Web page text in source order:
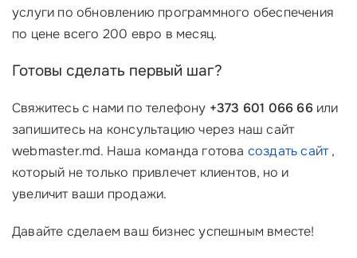
услуги по обновлению программного обеспечения
по цене всего 200 евро в месяц.
Готовы сделать первый шаг?
Свяжитесь с нами по телефону +373 601 066 66или
запишитесь на консультацию через наш сайт
webmaster.md. Наша команда готова создать сайт,
который не только привлечет клиентов, но и
увеличит ваши продажи.
Давайте сделаем ваш бизнес успешным вместе!